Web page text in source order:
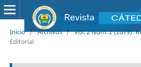
Inicio / Archivos / Vol. 2 Núm. 2 (2019):
Editorial